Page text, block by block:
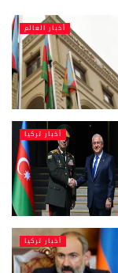
أخبار العالم
أخبار تركيا
أخبار تركيا